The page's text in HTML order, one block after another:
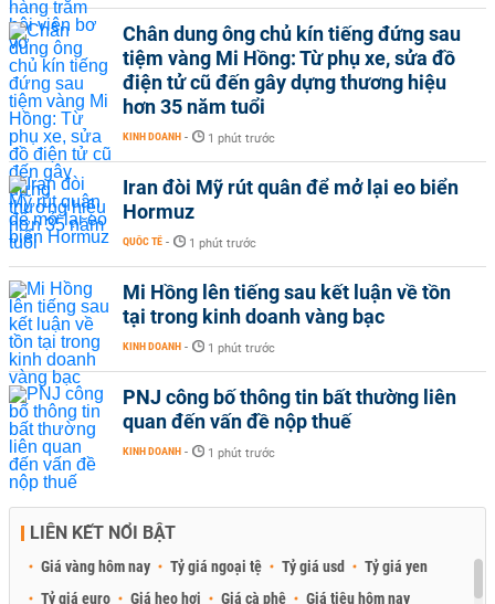
Chân dung ông chủ kín tiếng đứng sau
tiệm vàng Mi Hồng: Từ phụ xe, sửa đồ
điện tử cũ đến gây dựng thương hiệu
hơn 35 năm tuổi
KINH DOANH - 1 phút trước
Iran đòi Mỹ rút quân để mở lại eo biển
Hormuz
QUỐC TẾ - 1 phút trước
Mi Hồng lên tiếng sau kết luận về tồn
tại trong kinh doanh vàng bạc
KINH DOANH - 1 phút trước
PNJ công bố thông tin bất thường liên
quan đến vấn đề nộp thuế
KINH DOANH - 1 phút trước
LIÊN KẾT NỔI BẬT
Giá vàng hôm nay Tỷ giá ngoại tệ Tỷ giá usd
Tỷ giá yen
Tỷ giá euro
Giá heo hơi Giá cà phê Giá tiêu hôm nay